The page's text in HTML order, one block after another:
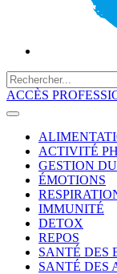
ACCÈS
ACTIVITÉ
GESTION
ÉMOTIONS
IMMUNITÉ
DETOX
REPOS
SANTÉ DES
SANTÉ DES